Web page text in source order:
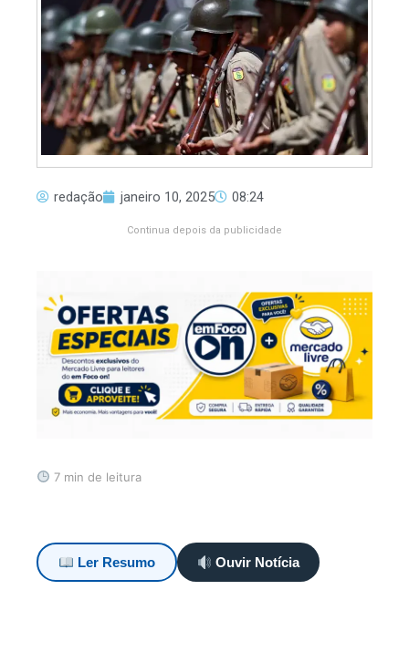
redação janeiro 10, 2025 08:24
Continua depois da publicidade
7 min de leitura
Ler Resumo Ouvir Notícia